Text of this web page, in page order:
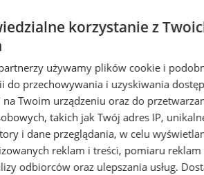
- usługowa.
korzystanie z
używamy plików cookie i
do przechowywania i uzyskiwania
Twoim urządzeniu oraz do
takich jak Twój adres IP,
i dane przeglądania, w celu
reklam i treści, pomiaru reklam
odbiorców oraz ulepszania usług.